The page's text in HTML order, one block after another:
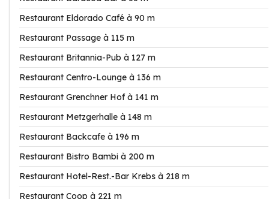
Restaurant Eldorado Café à 90 m
Restaurant Passage à 115 m
Restaurant Britannia-Pub à 127 m
Restaurant Centro-Lounge à 136 m
Restaurant Grenchner Hof à 141 m
Restaurant Metzgerhalle à 148 m
Restaurant Backcafe à 196 m
Restaurant Bistro Bambi à 200 m
Restaurant Hotel-Rest.-Bar Krebs à 218 m
Restaurant Coop à 221 m